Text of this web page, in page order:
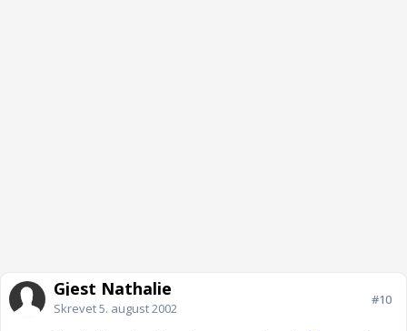
Gjest Nathalie
Skrevet5. august 2002
#10